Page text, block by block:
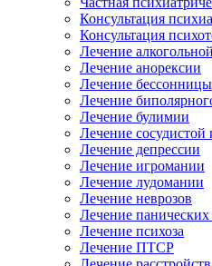
Консультация
Консультация
Лечение
Лечение анорексии
Лечение бессонницы
Лечение
Лечение булимии
Лечение сосудистой
Лечение депрессии
Лечение игромании
Лечение лудомании
Лечение неврозов
Лечение панических
Лечение психоза
Лечение ПТСР